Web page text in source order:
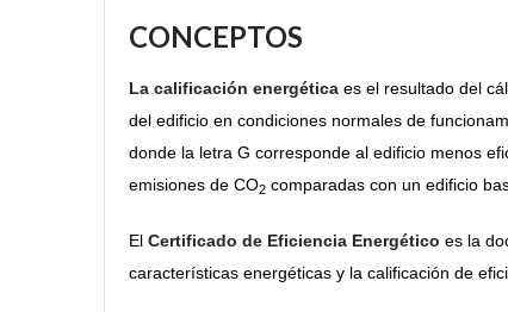
CONCEPTOS
La calificación energética es el resultado del
del edificio en condiciones normales de
donde la letra G corresponde al edificio menos
emisiones de CO2 comparadas con un edificio
El Certificado de Eficiencia Energético es la
características energéticas y la calificación de